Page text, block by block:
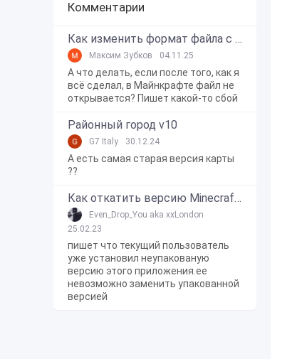
Комментарии
Как изменить формат файла с zip в mcworld?
Максим Зубков 04.11.25
А что делать, если после того, как я
всё сделал, в Майнкрафте файл не
открывается? Пишет какой-то сбой
Районный город v10
G7 Italy 30.12.24
А есть самая старая версия карты
??
Как откатить версию Minecraft Bedrock Edition на Windows 10?
Even_Drop_You aka xxLondon
25.02.23
пишет что текущий пользователь
уже установил неупакованую
версию этого приложения.ее
невозможно заменить упакованной
версией